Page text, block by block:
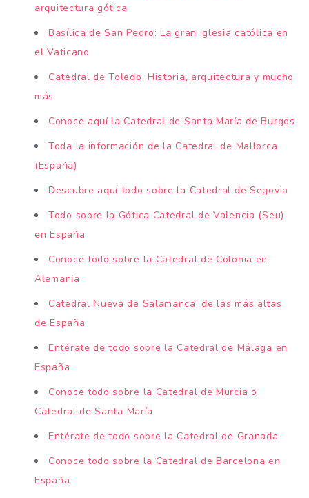
arquitectura gótica
Basílica de San Pedro: La gran iglesia católica en
el Vaticano
Catedral de Toledo: Historia, arquitectura y mucho
más
Conoce aquí la Catedral de Santa María de Burgos
Toda la información de la Catedral de Mallorca
(España)
Descubre aquí todo sobre la Catedral de Segovia
Todo sobre la Gótica Catedral de Valencia (Seu)
en España
Conoce todo sobre la Catedral de Colonia en
Alemania
Catedral Nueva de Salamanca: de las más altas
de España
Entérate de todo sobre la Catedral de Málaga en
España
Conoce todo sobre la Catedral de Murcia o
Catedral de Santa María
Entérate de todo sobre la Catedral de Granada
Conoce todo sobre la Catedral de Barcelona en
España